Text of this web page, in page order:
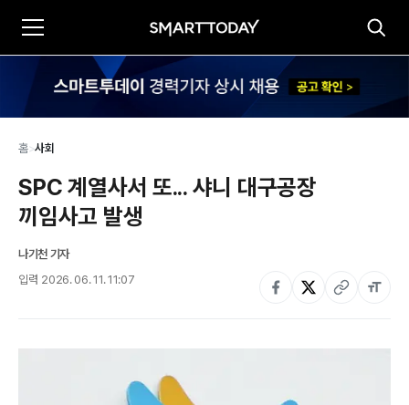
홈>사회
SPC 계열사서 또... 샤니 대구공장
끼임사고 발생
나기천 기자
입력 2026. 06. 11. 11:07